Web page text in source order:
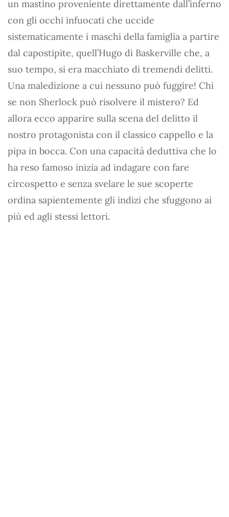
un mastino proveniente direttamente dall’inferno
con gli occhi infuocati che uccide
sistematicamente i maschi della famiglia a partire
dal capostipite, quell’Hugo di Baskerville che, a
suo tempo, si era macchiato di tremendi delitti.
Una maledizione a cui nessuno può fuggire! Chi
se non Sherlock può risolvere il mistero? Ed
allora ecco apparire sulla scena del delitto il
nostro protagonista con il classico cappello e la
pipa in bocca. Con una capacità deduttiva che lo
ha reso famoso inizia ad indagare con fare
circospetto e senza svelare le sue scoperte
ordina sapientemente gli indizi che sfuggono ai
più ed agli stessi lettori.